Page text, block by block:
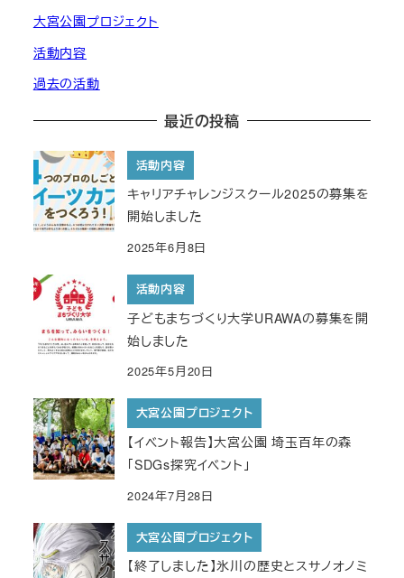
大宮公園プロジェクト
活動内容
過去の活動
最近の投稿
活動内容
キャリアチャレンジスクール2025の募集を
開始しました
2025年6月8日
活動内容
子どもまちづくり大学URAWAの募集を開
始しました
2025年5月20日
大宮公園プロジェクト
【イベント報告】大宮公園 埼玉百年の森
「SDGs探究イベント」
2024年7月28日
大宮公園プロジェクト
【終了しました】氷川の歴史とスサノオノミ